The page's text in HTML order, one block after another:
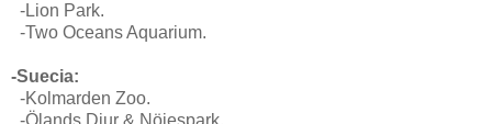
-Lion Park.
-Two Oceans Aquarium.
-Suecia:
-Kolmarden Zoo.
-Ölands Djur & Nöjespark.